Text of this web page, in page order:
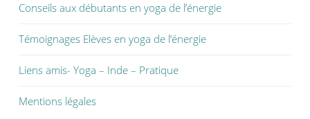
Conseils aux débutants en yoga de l’énergie
Témoignages Elèves en yoga de l’énergie
Liens amis- Yoga – Inde – Pratique
Mentions légales